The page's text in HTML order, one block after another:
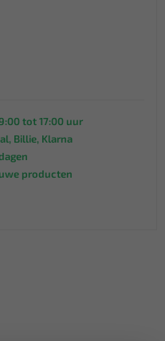
tot 17:00 uur
Billie, Klarna
producten